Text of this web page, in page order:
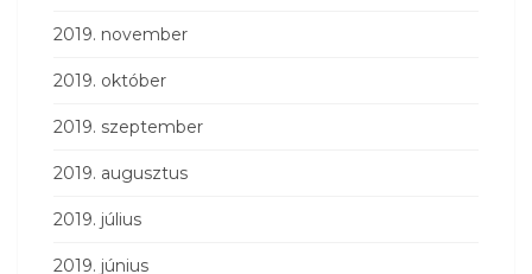
2019. november
2019. október
2019. szeptember
2019. augusztus
2019. július
2019. június